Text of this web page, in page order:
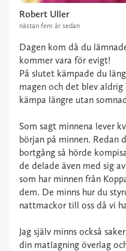
Robert Uller
nästan fem år sedan
Dagen kom då du
kommer vara för evigt!
På slutet kämpade du
magen och det blev
kämpa längre utan
Som sagt minnena lever
början på minnen. Redan
bortgång så hörde
de delade även med sig
som har minnen från
dem. De minns hur du
nattmackor till oss då vi
Jag själv minns också
din matlagning överlag